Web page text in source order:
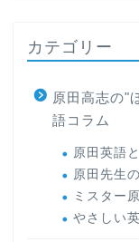
カテゴリー
原田高志の"
語コラム
原田英語
原田先生
ミスター
やさしい